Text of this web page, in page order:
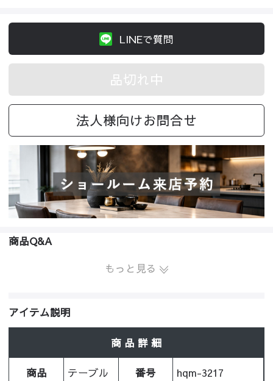
LINEで質問
品切れ中
法人様向けお問合せ
商品Q&A
もっと見る
アイテム説明
商 品 詳 細
商品 テーブル 番号 hqm-3217